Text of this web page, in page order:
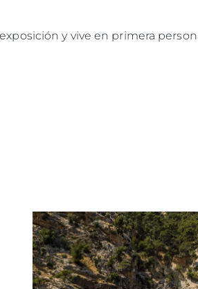
y vive en primera